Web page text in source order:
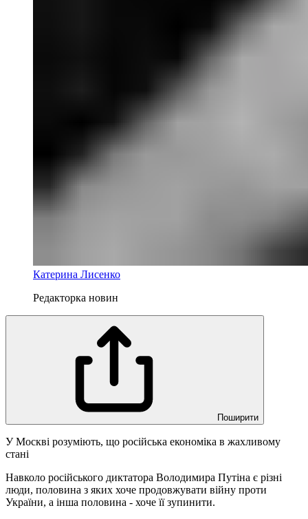
Катерина Лисенко
Редакторка новин
Поширити
У Москві розуміють, що російська економіка в жахливому
стані
Навколо російського диктатора Володимира Путіна є різні
люди, половина з яких хоче продовжувати війну проти
України, а інша половина - хоче її зупинити.